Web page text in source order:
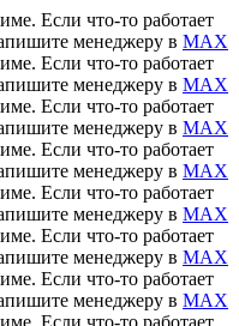
Если что-то работает
менеджеру в MAX
Если что-то работает
менеджеру в MAX
Если что-то работает
менеджеру в MAX
Если что-то работает
менеджеру в MAX
Если что-то работает
менеджеру в MAX
Если что-то работает
менеджеру в MAX
Если что-то работает
менеджеру в MAX
Если что-то работает